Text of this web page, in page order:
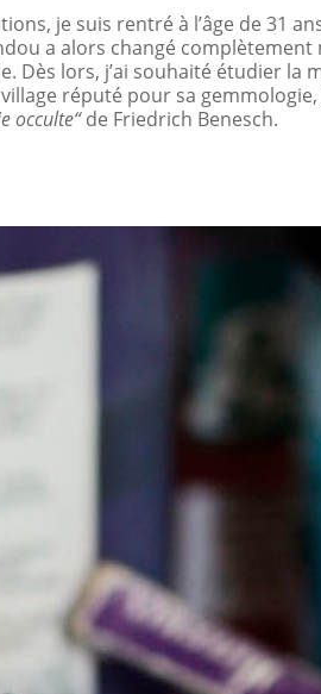
je suis rentré à l’âge de 31
a alors changé complètement
Dès lors, j’ai souhaité étudier la
réputé pour sa gemmologie,
occulte“de Friedrich Benesch.